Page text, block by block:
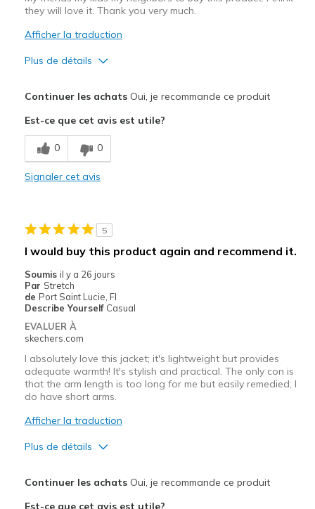
they will love it. Thank you very much.
Afficher la traduction
Plus de détails
Le contre
Wear Out Quickly
Feels true to width
Sizing
Feels true to size
View On Shoes
I'm Really Into Shoes
Continuer les achatsOui, je recommande ce produit
Est-ce que cet avis est utile?
0 0
Signaler cet avis
5
I would buy this product again and recommend it.
Soumis il y a 26 jours
Par Stretch
de Port Saint Lucie, Fl
Describe Yourself Casual
EVALUER À
skechers.com
I absolutely love this jacket; it's lightweight but provides
adequate warmth! It's stylish and practical. The only con is
that the arm length is too long for me but easily remedied; I
do have short arms.
Afficher la traduction
Plus de détails
Continuer les achatsOui, je recommande ce produit
Est-ce que cet avis est utile?